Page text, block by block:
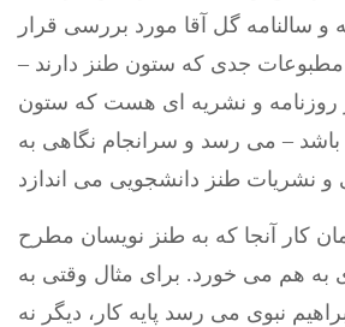
و سالنامه گل آقا مورد بررسی قرار
جدی که ستون طنز دارند –
روزنامه و نشریه ای هست که ستون
باشد – می رسد و سرانجام نگاهی به
کار آنجا که به طنز نویسان مطرح
هم می خورد. برای مثال وقتی به
نبوی می رسد پایه کار، دیگر نه